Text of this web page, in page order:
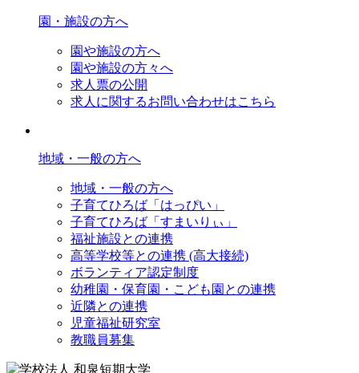
園・施設の方へ
園や施設の方へ
園や施設の方々へ
求人票の公開
求人に関するお問い合わせはこちら
地域・一般の方へ
地域・一般の方へ
子育てひろば「はっぴい」
子育てひろば「すまいりぃ」
福祉施設との連携
高等学校等との連携 (高大接続)
ボランティア認定制度
幼稚園・保育園・こども園との連携
近隣との連携
児童福祉研究室
教職員募集